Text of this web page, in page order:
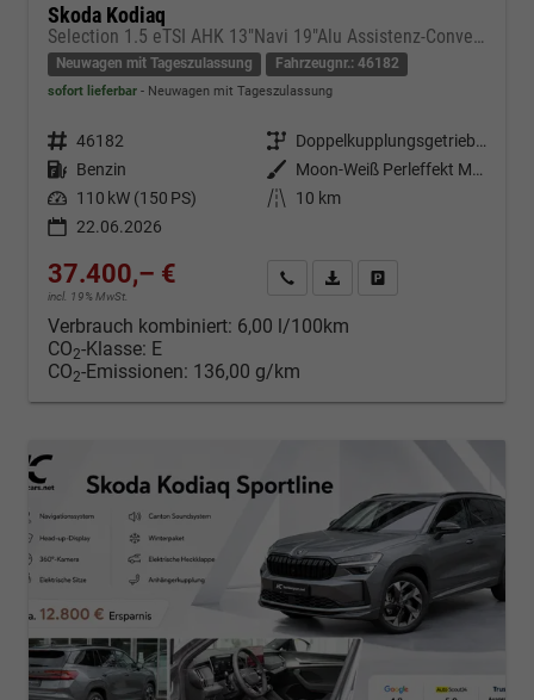
Skoda Kodiaq
Selection 1.5 eTSI AHK 13"Navi 19"Alu Assistenz-Convenience-WinterP
Neuwagen mit Tageszulassung Fahrzeugnr.: 46182
sofort lieferbar Neuwagen mit Tageszulassung
Fahrzeugnr. 46182 Getriebe
Doppelkupplungsgetriebe (DSG)
Kraftstoff Benzin Außenfarbe
Moon-Weiß Perleffekt Metallic
Leistung 110 kW (150 PS) Kilometerstand
10 km
22.06.2026
37.400,– €
incl. 19% MwSt.
Kontakt & Angebot anfordern
PDF-Datei, Fahrzeugexposé
Verbrauch kombiniert: 6,00 l/100km
CO2-Klasse: E
CO2-Emissionen: 136,00 g/km